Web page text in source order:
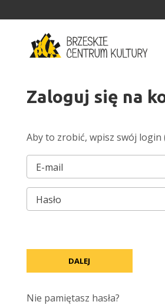
Zaloguj się na
Aby to zrobić, wpisz swój login
Nie pamiętasz hasła?